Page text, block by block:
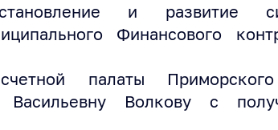
и развитие
Финансового
счетной палаты
Васильевну Волкову с